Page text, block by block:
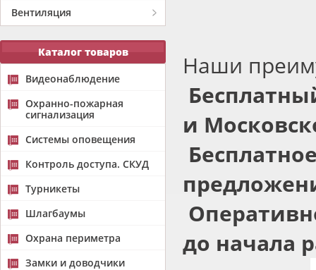
Вентиляция
Каталог товаров
Видеонаблюдение
Охранно-пожарная
сигнализация
Системы оповещения
Контроль доступа. СКУД
Турникеты
Шлагбаумы
Охрана периметра
Замки и доводчики
Наши
и
до начала